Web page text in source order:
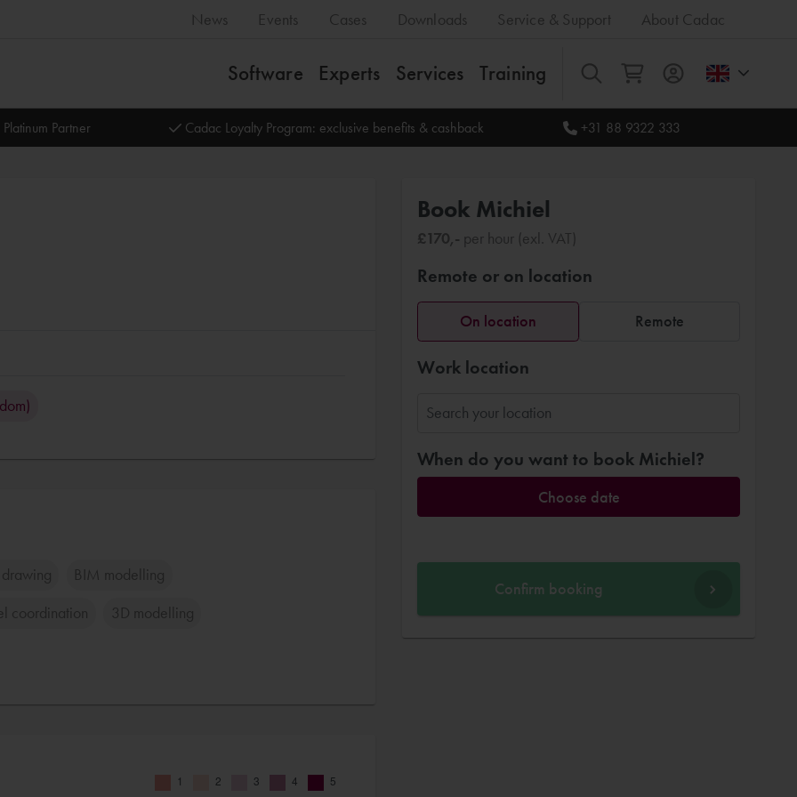
News Events Cases Downloads Service & Support About Cadac
Software Experts Services Training All
Partner Cadac Loyalty Program: exclusive benefits & cashback +31 88 9322 333
BIM modelling
coordination 3D modelling
Book Michiel
£170,- per hour (exl. VAT)
Remote or on location
On location Remote
Work location
When do you want to book Michiel?
Choose date
Confirm booking